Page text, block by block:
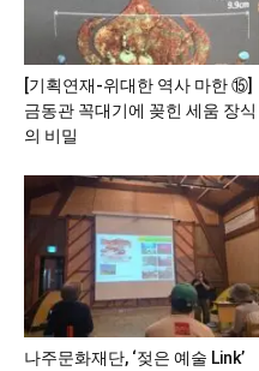
[기획연재-위대한 역사 마한 ⑮]
금동관 꼭대기에 꽂힌 세움 장식
의 비밀
나주문화재단, ‘젖은 예술 Link’